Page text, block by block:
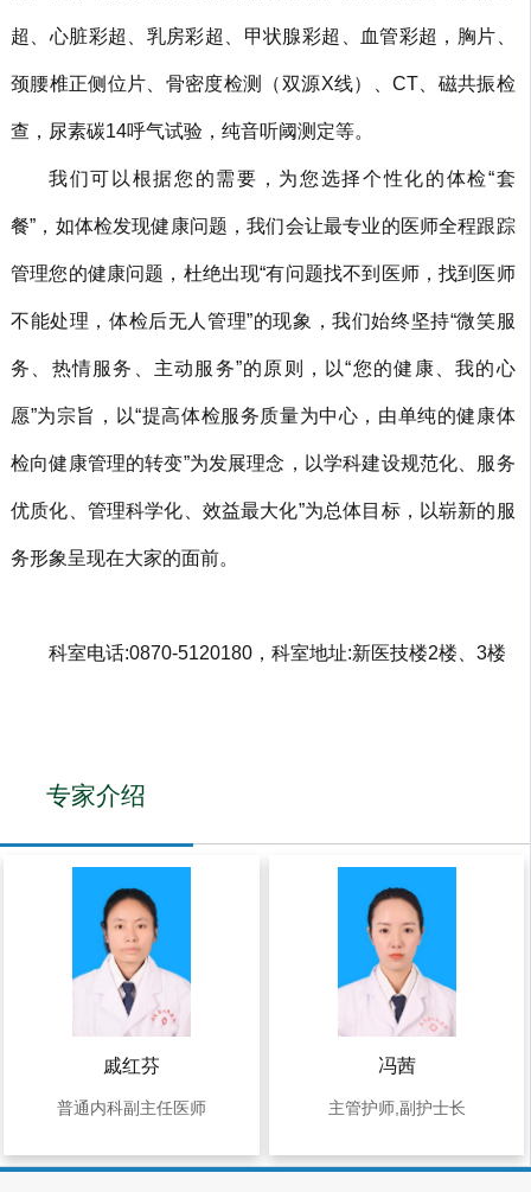
超、心脏彩超、乳房彩超、甲状腺彩超、血管彩超，胸片、
颈腰椎正侧位片、骨密度检测（双源X线）、CT、磁共振检
查，尿素碳14呼气试验，纯音听阈测定等。
我们可以根据您的需要，为您选择个性化的体检“套
餐”，如体检发现健康问题，我们会让最专业的医师全程跟踪
管理您的健康问题，杜绝出现“有问题找不到医师，找到医师
不能处理，体检后无人管理”的现象，我们始终坚持“微笑服
务、热情服务、主动服务”的原则，以“您的健康、我的心
愿”为宗旨，以“提高体检服务质量为中心，由单纯的健康体
检向健康管理的转变”为发展理念，以学科建设规范化、服务
优质化、管理科学化、效益最大化”为总体目标，以崭新的服
务形象呈现在大家的面前。
科室电话:0870-5120180，科室地址:新医技楼2楼、3楼
专家介绍
戚红芬
普通内科副主任医师
冯茜
主管护师,副护士长